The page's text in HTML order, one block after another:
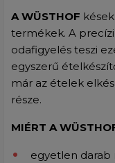
A WÜSTHOF
termékek. A
odafigyelés teszi
egyszerű
már az ételek
része.
MIÉRT A
egyetlen darab